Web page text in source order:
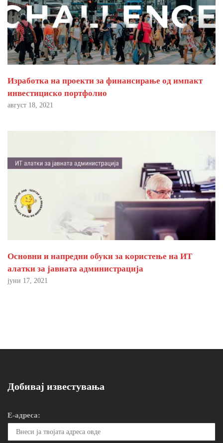
Изработка на проекти за финансирање од импакт
инвестициско портфолио
август 18, 2021
Основни и напредни обуки за користење на ИТ
алатки за јавната администрација
јуни 17, 2021
Добивај известувања
Е-адреса: